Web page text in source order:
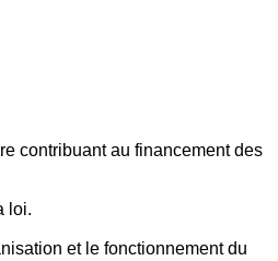
contribuant au financement des
loi.
et le fonctionnement du